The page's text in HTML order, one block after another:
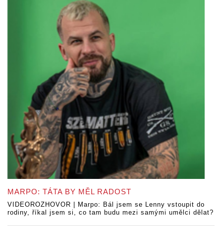
MARPO: TÁTA BY MĚL RADOST
VIDEOROZHOVOR | Marpo: Bál jsem se Lenny vstoupit do
rodiny, říkal jsem si, co tam budu mezi samými umělci dělat?